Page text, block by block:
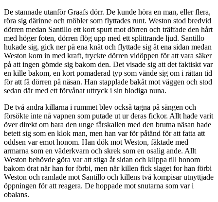
De stannade utanför Graafs dörr. De kunde höra en man, eller flera,
röra sig därinne och möbler som flyttades runt. Weston stod bredvid
dörren medan Santillo ett kort spurt mot dörren och träffade den hårt
med höger foten, dörren flög upp med ett splittrande ljud. Santillo
hukade sig, gick ner på ena knät och flyttade sig åt ena sidan medan
Weston kom in med kraft, tryckte dörren vidöppen för att vara säker
på att ingen gömde sig bakom den. Det visade sig att det faktiskt var
en kille bakom, en kort pomaderad typ som vände sig om i rättan tid
för att få dörren på näsan. Han stapplade bakåt mot väggen och stod
sedan där med ett förvånat uttryck i sin blodiga nuna.
De två andra killarna i rummet blev också tagna på sängen och
försökte inte nå vapnen som putade ut ur deras fickor. Allt hade varit
över direkt om bara den unge fårskallen med den brutna näsan hade
betett sig som en klok man, men han var för påtänd för att fatta att
oddsen var emot honom. Han dök mot Weston, fäktade med
armarna som en väderkvarn och skrek som en osalig ande. Allt
Weston behövde göra var att stiga åt sidan och klippa till honom
bakom örat när han for förbi, men när killen fick slaget for han förbi
Weston och ramlade mot Santillo och killens två kompisar utnyttjade
öppningen för att reagera. De hoppade mot snutarna som var i
obalans.